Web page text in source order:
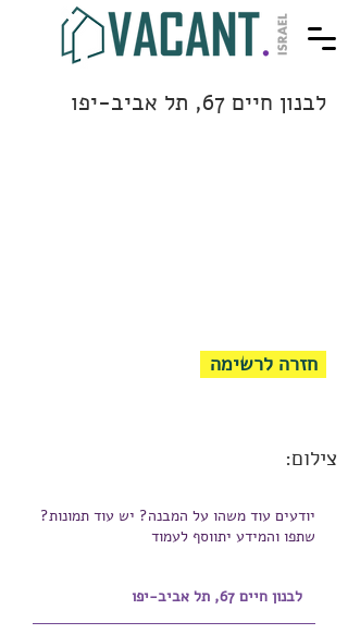
לבנון חיים 67, תל אביב-יפו
חזרה לרשימה
צילום:
יודעים עוד משהו על המבנה? יש עוד תמונות?
שתפו והמידע יתווסף לעמוד